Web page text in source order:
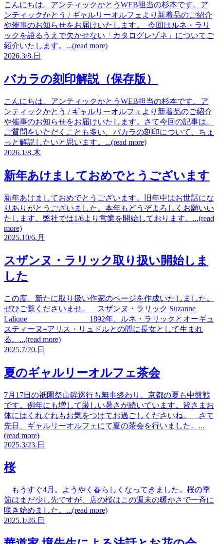
こんにちは。アンティックかとうWEB担当の杉本です。ア
ンティックかとう / ギャルリーオルフェより新着品のご紹介
や催事のお知らせをお届けいたします。 今回はルネ・ラリ
ックを語るうえで欠かせない「カタログレゾネ」についてご
紹介いたします。...(read more)
2026.3/8. 日
バカラの刻印解説（保存版）
こんにちは。アンティックかとうWEB担当の杉本です。ア
ンティックかとう / ギャルリーオルフェより新着品のご紹介
や催事のお知らせをお届けいたします。さて今回の記事は、
ご質問をいただくことも多い、バカラの刻印について、ちょ
っと解説したいと思います。...(read more)
2026.1/8.木
新年あけましておめでとうございます
新年あけましておめでとうございます。旧年中はお世話にな
りありがとうございました。本年もどうぞよろしくお願いい
たします。弊社では1/6より営業を開始しております。...(read
more)
2025.10/6. 月
スザンヌ・ラリック取り扱い開始しま
した
この度、新たに取り扱い作家のページを作成いたしました。
ぜひご覧くださいませ。 スザンヌ・ラリック Suzanne
Lalique 1892年、ルネ・ラリックとオーギュ
スティーヌ=アリス・リュドルとの間に長女として生まれ
る。...(read more)
2025.7/20. 日
夏のギャルリーオルフェ茶会
7月17日の祇園祭山鉾巡行も無事終わり、京都の夏も中盤戦
です。例年にも増して厳しい暑さが続いています。皆さまお
体にはくれぐれもお気をつけてお過ごしくださいね。 さて
先日、ギャルリーオルフェにて夏の茶会を行いました。...
(read more)
2025.3/23. 日
桜
もうすぐ4月。ようやく春らしくなってきました。桜の季
節はまだ少し先ですが、店の桜はこの週末の暖かさで一斉に
咲き始めました。...(read more)
2025.1/26. 日